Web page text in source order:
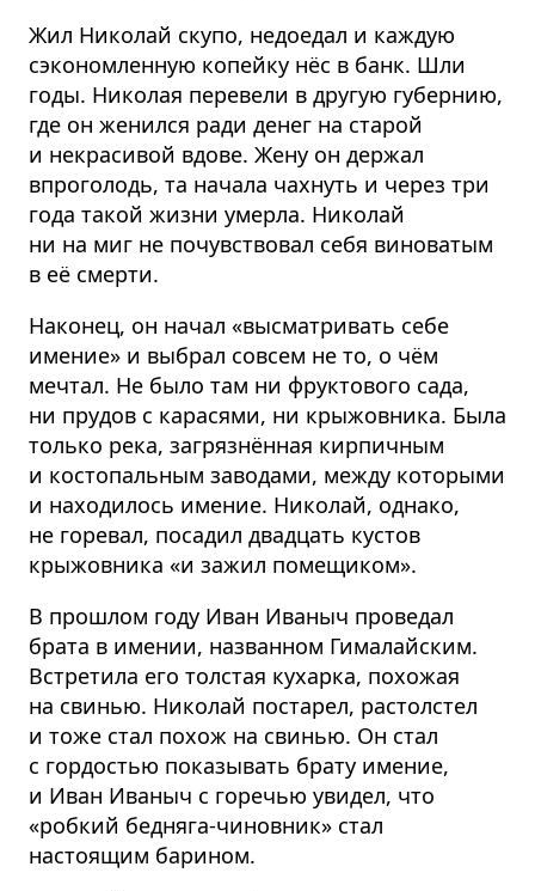
Жил Николай скупо, недоедал и каждую
сэкономленную копейку нёс в банк. Шли
годы. Николая перевели в другую губернию,
где он женился ради денег на старой
и некрасивой вдове. Жену он держал
впроголодь, та начала чахнуть и через три
года такой жизни умерла. Николай
ни на миг не почувствовал себя виноватым
в её смерти.
Наконец, он начал «высматривать себе
имение» и выбрал совсем не то, о чём
мечтал. Не было там ни фруктового сада,
ни прудов с карасями, ни крыжовника. Была
только река, загрязнённая кирпичным
и костопальным заводами, между которыми
и находилось имение. Николай, однако,
не горевал, посадил двадцать кустов
крыжовника «и зажил помещиком».
В прошлом году Иван Иваныч проведал
брата в имении, названном Гималайским.
Встретила его толстая кухарка, похожая
на свинью. Николай постарел, растолстел
и тоже стал похож на свинью. Он стал
с гордостью показывать брату имение,
и Иван Иваныч с горечью увидел, что
«робкий бедняга-чиновник» стал
настоящим барином.